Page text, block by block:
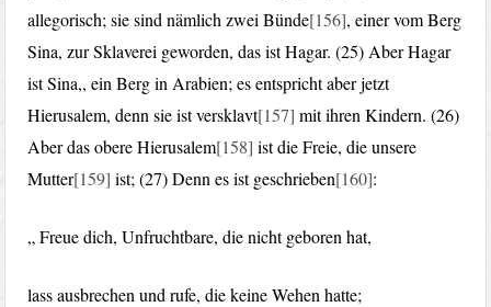
allegorisch; sie sind nämlich zwei Bünde[156], einer vom Berg
Sina, zur Sklaverei geworden, das ist Hagar. (25) Aber Hagar
ist Sina,, ein Berg in Arabien; es entspricht aber jetzt
Hierusalem, denn sie ist versklavt[157] mit ihren Kindern. (26)
Aber das obere Hierusalem[158] ist die Freie, die unsere
Mutter[159] ist; (27) Denn es ist geschrieben[160]:
„ Freue dich, Unfruchtbare, die nicht geboren hat,
lass ausbrechen und rufe, die keine Wehen hatte;